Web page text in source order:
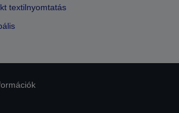
textilnyomtatás